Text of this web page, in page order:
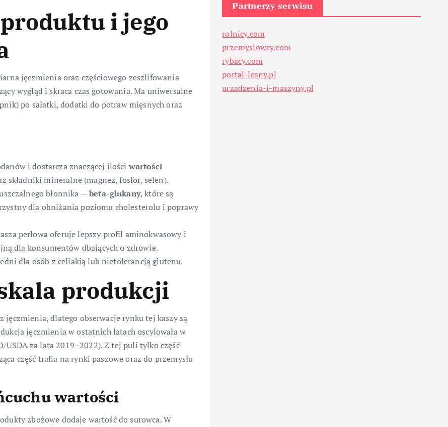
i jego
jęczmienia oraz częściowego zeszlifowania
wygląd i skraca czas gotowania. Ma uniwersalne
po sałatki, dodatki do potraw mięsnych oraz
i dostarcza znaczącej ilościwartości
składniki mineralne (magnez, fosfor, selen).
błonnika —beta-glukany, które są
dla obniżania poziomu cholesterolu i poprawy
perłowa oferuje lepszy profil aminokwasowy i
dla konsumentów dbających o zdrowie.
dla osób z celiakią lub nietolerancją glutenu.
produkcji
jęczmienia, dlatego obserwacje rynku tej kaszy są
jęczmienia w ostatnich latach oscylowała w
za lata 2019–2022). Z tej puli tylko część
część trafia na rynki paszowe oraz do przemysłu
wartości
zbożowe dodaje wartość do surowca. W
Partnerzy serwisu
rolnicy.com
przemyslowcy.com
rybacy.com
portal-lesny.pl
urzadzenia-i-maszyny.pl